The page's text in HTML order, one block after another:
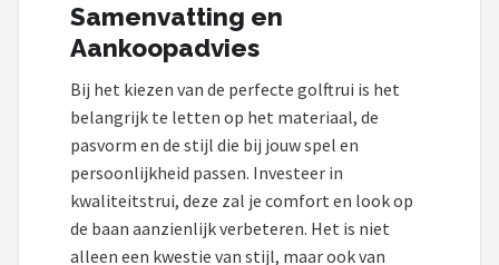
Samenvatting en
Aankoopadvies
Bij het kiezen van de perfecte golftrui is het
belangrijk te letten op het materiaal, de
pasvorm en de stijl die bij jouw spel en
persoonlijkheid passen. Investeer in
kwaliteitstrui, deze zal je comfort en look op
de baan aanzienlijk verbeteren. Het is niet
alleen een kwestie van stijl, maar ook van